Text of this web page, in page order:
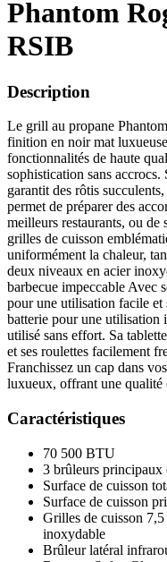
Phantom
RSIB
Description
Le grill au propane
finition en noir mat
fonctionnalités de haute
sophistication sans
garantit des rôtis
permet de préparer des
meilleurs restaurants, ou
grilles de cuisson
uniformément la chaleur,
deux niveaux en acier
barbecue impeccable Avec
pour une utilisation facile et
batterie pour une utilisation
utilisé sans effort. Sa
et ses roulettes facilement
Franchissez un cap dans
luxueux, offrant une qualité
Caractéristiques
70 500 BTU
3 brûleurs principaux
Surface de cuisson
Surface de cuisson
Grilles de cuisson
inoxydable
Brûleur latéral